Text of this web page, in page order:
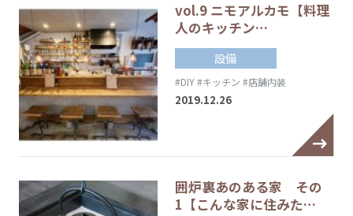
vol.9 ニモアルカモ【料理
人のキッチン…
設備
#DIY#キッチン #店舗内装
2019.12.26
囲炉裏あのある家 その
1【こんな家に住みた…